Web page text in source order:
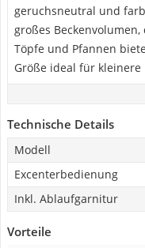
geruchsneutral und
großes
Töpfe und Pfannen
Größe ideal für kleinere
Technische Details
Modell
Excenterbedienung
Inkl. Ablaufgarnitur
Vorteile